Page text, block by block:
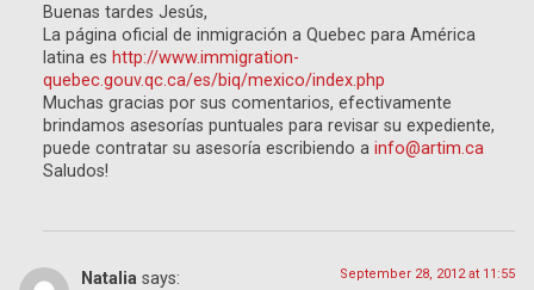
Buenas tardes Jesús,
La página oficial de inmigración a Quebec para América
latina es http://www.immigration-
quebec.gouv.qc.ca/es/biq/mexico/index.php
Muchas gracias por sus comentarios, efectivamente
brindamos asesorías puntuales para revisar su expediente,
puede contratar su asesoría escribiendo a info@artim.ca
Saludos!
Natalia says: September 28, 2012 at 11:55